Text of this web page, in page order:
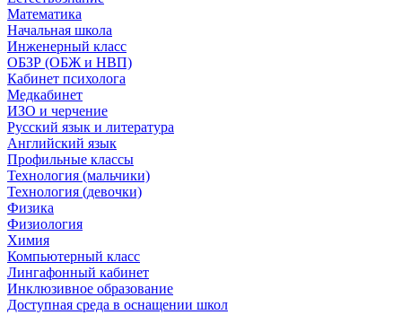
Математика
Начальная школа
Инженерный класс
ОБЗР (ОБЖ и НВП)
Кабинет психолога
Медкабинет
ИЗО и черчение
Русский язык и литература
Английский язык
Профильные классы
Технология (мальчики)
Технология (девочки)
Физика
Физиология
Химия
Компьютерный класс
Лингафонный кабинет
Инклюзивное образование
Доступная среда в оснащении школ